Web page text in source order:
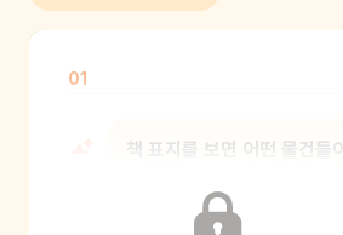
01
책 표지를 보면 어떤 물건들이
같은 우리 몸의 부분들이